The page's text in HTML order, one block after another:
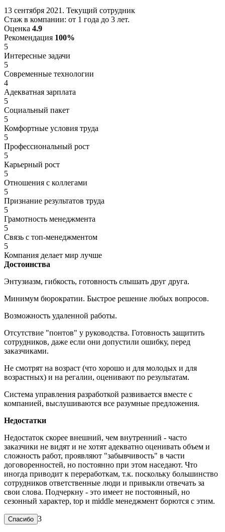
13 сентября 2021. Текущий сотрудник
Стаж в компании: от 1 года до 3 лет.
Оценка 4.9
Рекомендация 100%
5
Интересные задачи
5
Современные технологии
4
Адекватная зарплата
5
Социальный пакет
5
Комфортные условия труда
5
Профессиональный рост
5
Карьерный рост
5
Отношения с коллегами
5
Признание результатов труда
5
Грамотность менеджмента
5
Связь с топ-менеджментом
5
Компания делает мир лучше
Достоинства
Энтузиазм, гибкость, готовность слышать друг друга.
Минимум бюрократии. Быстрое решение любых вопросов.
Возможность удаленной работы.
Отсутствие "понтов" у руководства. Готовность защитить
сотрудников, даже если они допустили ошибку, перед
заказчиками.
Не смотрят на возраст (что хорошо и для молодых и для
возрастных) и на регалии, оценивают по результатам.
Система управления разработкой развивается вместе с
компанией, выслушиваются все разумные предложения.
Недостатки
Недостаток скорее внешний, чем внутренний - часто
заказчики не видят и не хотят адекватно оценивать объем и
сложность работ, проявляют "забывчивость" в части
договоренностей, но постоянно при этом наседают. Что
иногда приводит к переработкам, т.к. поскольку большинство
сотрудников ответственные люди и привыкли отвечать за
свои слова. Подчеркну - это имеет не постоянный, но
сезонный характер, top и middle менеджмент борются с этим.
3